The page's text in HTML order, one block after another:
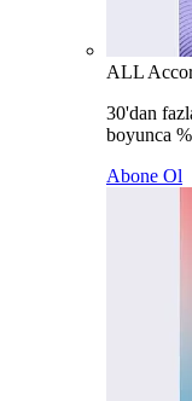
ALL
30'dan
boyunca
Abone Ol